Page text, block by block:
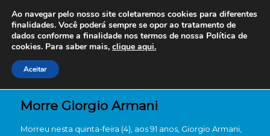
Morre Giorgio Armani
Morreu nesta quinta-feira (4), aos 91 anos, Giorgio Armani,
Ao navegar pelo nosso site coletaremos cookies para diferentes
finalidades. Você poderá sempre se opor ao tratamento de
dados conforme a finalidade nos termos de nossa Política de
cookies. Para saber mais, clique aqui.
Aceitar